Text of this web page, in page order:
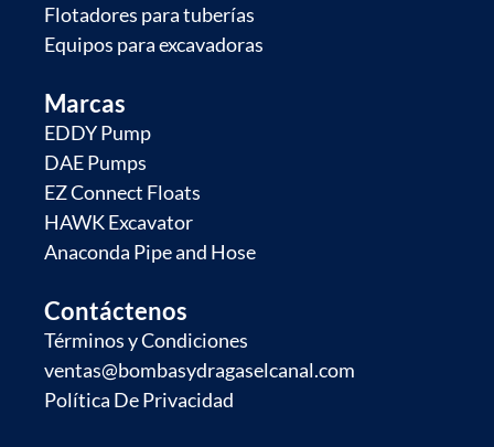
Flotadores para tuberías
Equipos para excavadoras
Marcas
EDDY Pump
DAE Pumps
EZ Connect Floats
HAWK Excavator
Anaconda Pipe and Hose
Contáctenos
Términos y Condiciones
ventas@bombasydragaselcanal.com
Política De Privacidad